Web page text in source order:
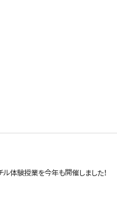
体験授業を今年も開催しました！